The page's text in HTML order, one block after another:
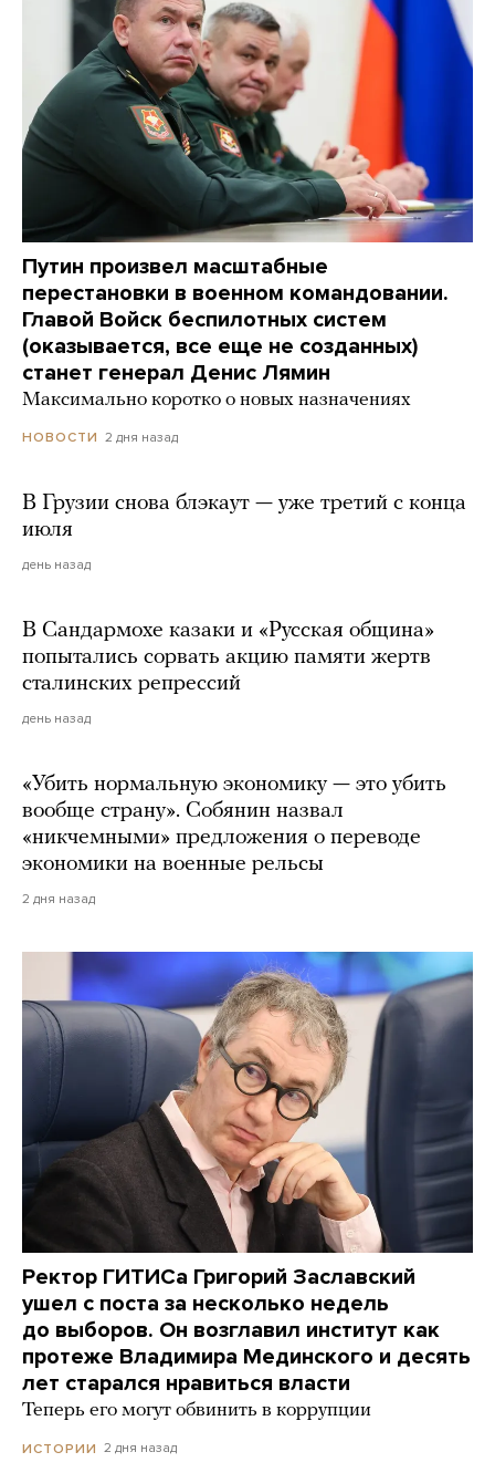
Путин произвел масштабные
перестановки в военном командовании.
Главой Войск беспилотных систем
(оказывается, все еще не созданных)
станет генерал Денис Лямин
Максимально коротко о новых назначениях
НОВОСТИ 2 дня назад
В Грузии снова блэкаут — уже третий с конца
июля
день назад
В Сандармохе казаки и «Русская община»
попытались сорвать акцию памяти жертв
сталинских репрессий
день назад
«Убить нормальную экономику — это убить
вообще страну». Собянин назвал
«никчемными» предложения о переводе
экономики на военные рельсы
2 дня назад
Ректор ГИТИСа Григорий Заславский
ушел с поста за несколько недель
до выборов. Он возглавил институт как
протеже Владимира Мединского и десять
лет старался нравиться власти
Теперь его могут обвинить в коррупции
ИСТОРИИ 2 дня назад